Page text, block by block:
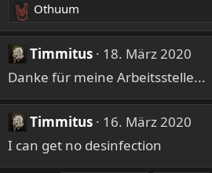
R
e
a
k
t
i
o
n
e
n
Othuum
Timmitus
18. März 2020
Danke für meine Arbeitsstelle...
Timmitus
16. März 2020
I can get no desinfection